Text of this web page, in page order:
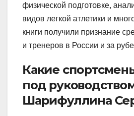
физической подготовке,
видов легкой атлетики и
книги получили признание
и тренеров в России и за
Какие
под
Шарифуллина